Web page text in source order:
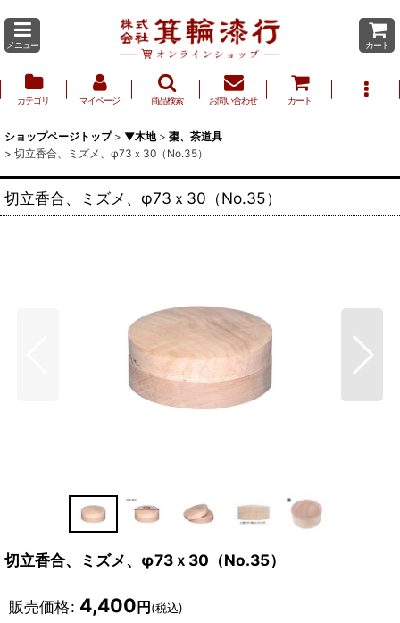
メニュー カート
カテゴリ マイページ 商品検索 お問い合わせ カート
ショップページトップ > ▼木地 > 棗、茶道具
> 切立香合、ミズメ、φ73ｘ30（No.35）
切立香合、ミズメ、φ73ｘ30（No.35）
切立香合、ミズメ、φ73ｘ30（No.35）
販売価格: 4,400円(税込)